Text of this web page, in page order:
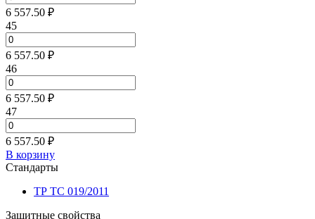
6 557.50 ₽
45
6 557.50 ₽
46
6 557.50 ₽
47
6 557.50 ₽
В корзину
Стандарты
ТР ТС 019/2011
Защитные свойства